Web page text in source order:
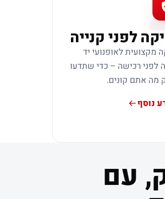
לפני קנייה
מקצועית לאופנועי יד
לפני רכישה – כדי שתדעו
מה אתם קונים.
נוסף
עם